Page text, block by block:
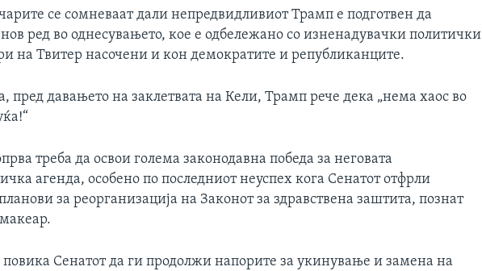
се сомневаат дали непредвидливиот Трамп е подготвен да
ред во однесувањето, кое е одбележано со изненадувачки политички
на Твитер насочени и кон демократите и републиканците.
пред давањето на заклетвата на Кели, Трамп рече дека „нема хаос во
треба да освои голема законодавна победа за неговата
агенда, особено по последниот неуспех кога Сенатот отфрли
за реорганизација на Законот за здравствена заштита, познат
Сенатот да ги продолжи напорите за укинување и замена на